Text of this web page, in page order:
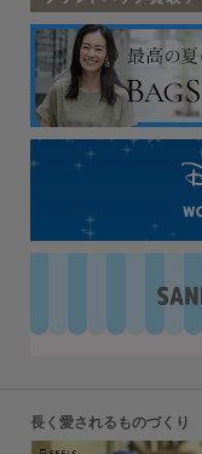
長く愛されるものづくり